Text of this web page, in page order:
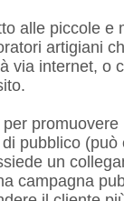
alle piccole e
artigiani
via internet, o
promuovere
pubblico (può
un
campagna